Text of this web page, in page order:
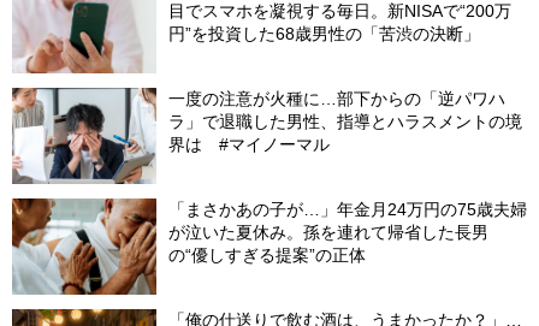
目でスマホを凝視する毎日。新NISAで“200万
円”を投資した68歳男性の「苦渋の決断」
一度の注意が火種に…部下からの「逆パワハ
ラ」で退職した男性、指導とハラスメントの境
界は #マイノーマル
「まさかあの子が…」年金月24万円の75歳夫婦
が泣いた夏休み。孫を連れて帰省した長男
の“優しすぎる提案”の正体
「俺の仕送りで飲む酒は、うまかったか？」…